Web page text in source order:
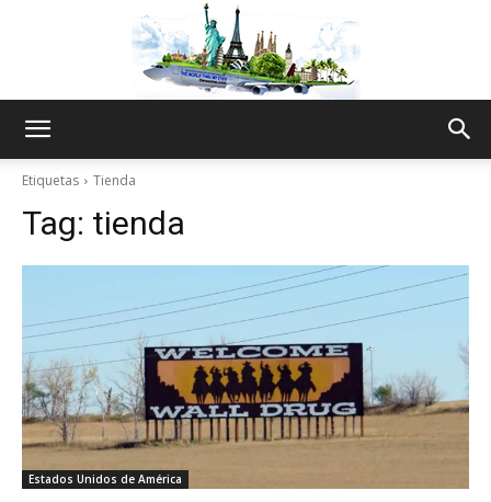
Thru
My
Etiquetas Tienda
Tag: tienda
Estados Unidos de América